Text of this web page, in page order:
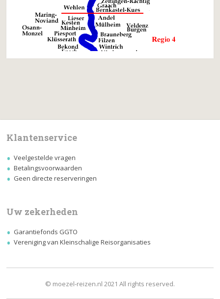
Klantenservice
Veelgestelde vragen
Betalingsvoorwaarden
Geen directe reserveringen
Uw zekerheden
Garantiefonds GGTO
Vereniging van Kleinschalige Reisorganisaties
© moezel-reizen.nl 2021 All rights reserved.